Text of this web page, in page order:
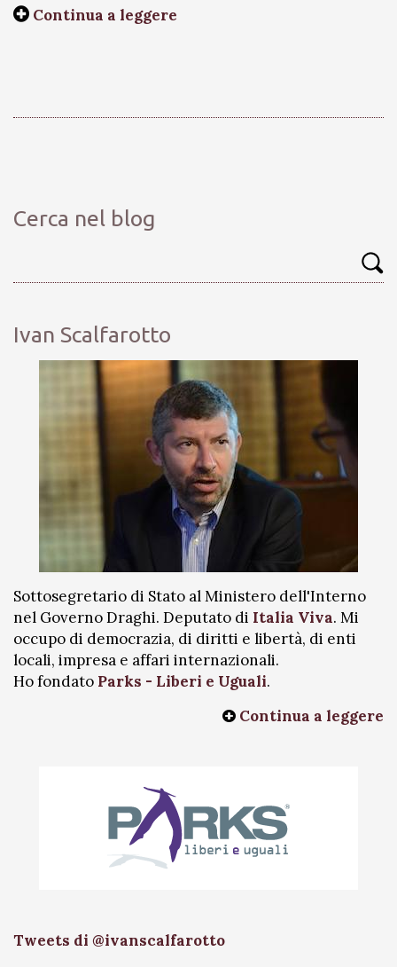
Continua a leggere
Cerca nel blog
Ivan Scalfarotto
Sottosegretario di Stato al Ministero dell'Interno
nel Governo Draghi. Deputato di Italia Viva. Mi
occupo di democrazia, di diritti e libertà, di enti
locali, impresa e affari internazionali.
Ho fondato Parks - Liberi e Uguali.
Continua a leggere
Tweets di @ivanscalfarotto